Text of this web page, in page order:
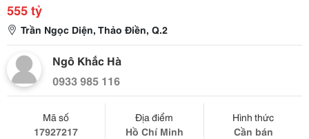
555 tỷ
Trần Ngọc Diện, Thảo Điền, Q.2
Ngô Khắc Hà
0933 985 116
Mã số
17927217
Địa điểm
Hồ Chí Minh
Hình thức
Cần bán